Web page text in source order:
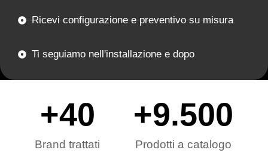
Ricevi configurazione e preventivo su misura
Ti seguiamo nell'installazione e dopo
Brand trattati
+40
Prodotti a catalogo
+9.500